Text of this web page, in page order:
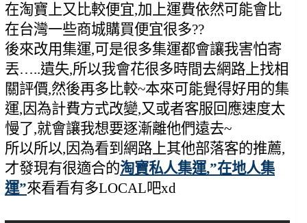
在淘寶上又比較便宜,加上運費依然可能會比
在台灣一些商城購買便宜很多??
後來改用集運,可是很多集運都會讓我害怕寄
丟…..遺失,所以我會花很多時間去網路上找相
關評價,然後再多比較~本來可能覺得好用的集
運,因為計費方式改變,又或者客服回應速度太
慢了,就會讓我想要逐漸離他們遠去~
所以所以,因為看到網路上其他部落客的推薦,
才發現有很適合的淘寶私人集運,”在地人集
運”來看看有多LOCAL吧xd